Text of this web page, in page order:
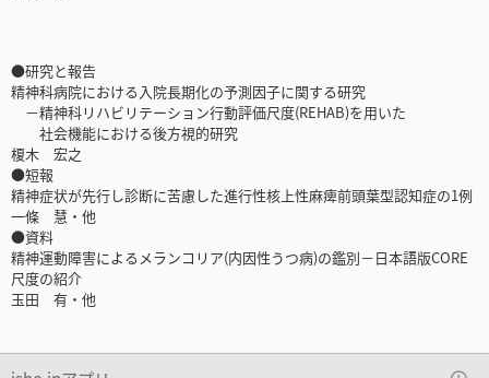
●研究と報告
精神科病院における入院長期化の予測因子に関する研究
－精神科リハビリテーション行動評価尺度(REHAB)を用いた
社会機能における後方視的研究
榎木 宏之
●短報
精神症状が先行し診断に苦慮した進行性核上性麻痺前頭葉型認知症の1例
一條 慧・他
●資料
精神運動障害によるメランコリア(内因性うつ病)の鑑別－日本語版CORE
尺度の紹介
玉田 有・他